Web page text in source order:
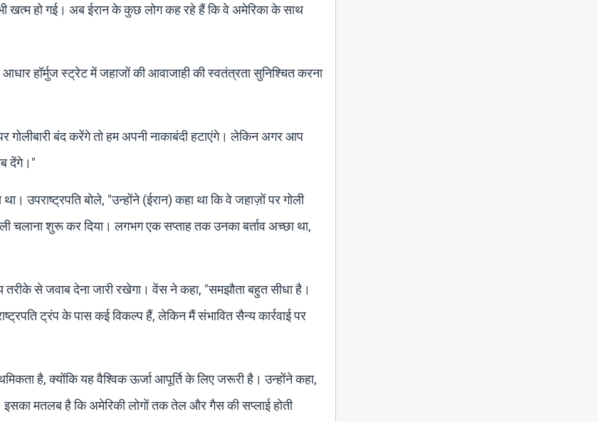
भी खत्म हो गई। अब ईरान के कुछ लोग कह रहे हैं कि वे अमेरिका के साथ
हॉर्मुज स्ट्रेट में जहाजों की आवाजाही की स्वतंत्रता सुनिश्चित करना
गोलीबारी बंद करेंगे तो हम अपनी नाकाबंदी हटाएंगे। लेकिन अगर आप
देंगे।"
उपराष्ट्रपति बोले, "उन्होंने (ईरान) कहा था कि वे जहाज़ों पर गोली
चलाना शुरू कर दिया। लगभग एक सप्ताह तक उनका बर्ताव अच्छा था,
से जवाब देना जारी रखेगा। वेंस ने कहा, "समझौता बहुत सीधा है।
ट्रंप के पास कई विकल्प हैं, लेकिन मैं संभावित सैन्य कार्रवाई पर
है, क्योंकि यह वैश्विक ऊर्जा आपूर्ति के लिए जरूरी है। उन्होंने कहा,
इसका मतलब है कि अमेरिकी लोगों तक तेल और गैस की सप्लाई होती